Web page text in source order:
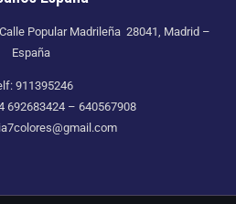
Popular Madrileña 28041, Madrid –
España
911395246
692683424 – 640567908